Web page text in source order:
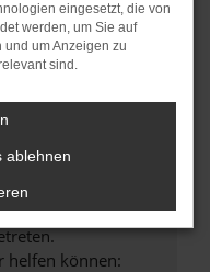
helfen können:
eingesetzt, die von
werden, um Sie auf
um Anzeigen zu
sind.
ablehnen